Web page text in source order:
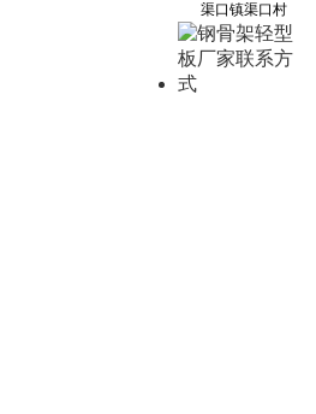
渠口镇渠口村